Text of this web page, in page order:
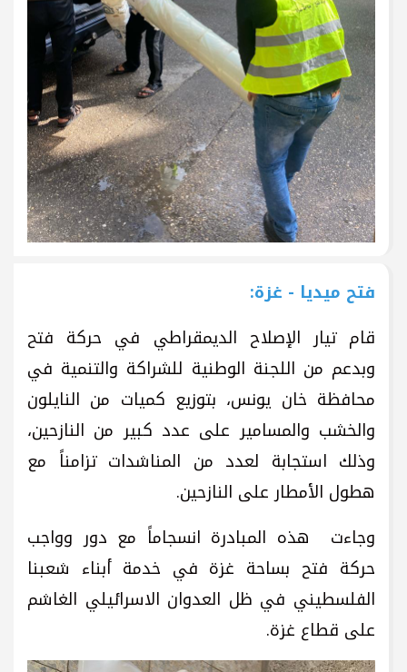
فتح ميديا - غزة:
قام تيار الإصلاح الديمقراطي في حركة فتح
وبدعم من اللجنة الوطنية للشراكة والتنمية في
محافظة خان يونس، بتوزيع كميات من النايلون
والخشب والمسامير على عدد كبير من النازحين،
وذلك استجابة لعدد من المناشدات تزامناً مع
هطول الأمطار على النازحين.
وجاءت هذه المبادرة انسجاماً مع دور وواجب
حركة فتح بساحة غزة في خدمة أبناء شعبنا
الفلسطيني في ظل العدوان الاسرائيلي الغاشم
على قطاع غزة.